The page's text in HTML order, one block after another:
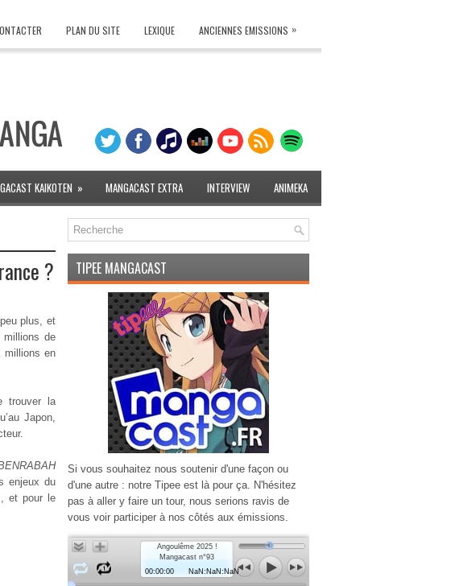
PLAN DU SITE LEXIQUE ANCIENNES EMISSIONS »
KAIKOTEN » MANGACAST EXTRA INTERVIEW ANIMEKA
?
plus, et
millions de
millions en
trouver la
Japon,
enjeux du
et pour le
TIPEE MANGACAST
Si vous souhaitez nous soutenir d'une façon ou
d'une autre : notre Tipee est là pour ça. N'hésitez
pas à aller y faire un tour, nous serions ravis de
vous voir participer à nos côtés aux émissions.
Angoulême 2025 !
Mangacast n°93
00:00:00
NaN:NaN:NaN